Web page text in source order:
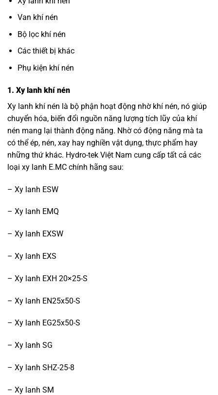
Van khí nén
Bộ lọc khí nén
Các thiết bị khác
Phụ kiện khí nén
1. Xy lanh khí nén
Xy lanh khí nén là bộ phận hoạt động nhờ khí nén, nó giúp
chuyển hóa, biến đổi nguồn năng lượng tích lũy của khí
nén mang lại thành động năng. Nhờ có động năng mà ta
có thể ép, nén, xay hay nghiền vật dụng, thực phẩm hay
những thứ khác. Hydro-tek Việt Nam cung cấp tất cả các
loại xy lanh E.MC chính hãng sau:
– Xy lanh ESW
– Xy lanh EMQ
– Xy lanh EXSW
– Xy lanh EXS
– Xy lanh EXH 20×25-S
– Xy lanh EN25x50-S
– Xy lanh EG25x50-S
– Xy lanh SG
– Xy lanh SHZ-25-8
– Xy lanh SM